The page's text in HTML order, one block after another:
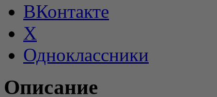
ВКонтакте
X
Одноклассники
Описание